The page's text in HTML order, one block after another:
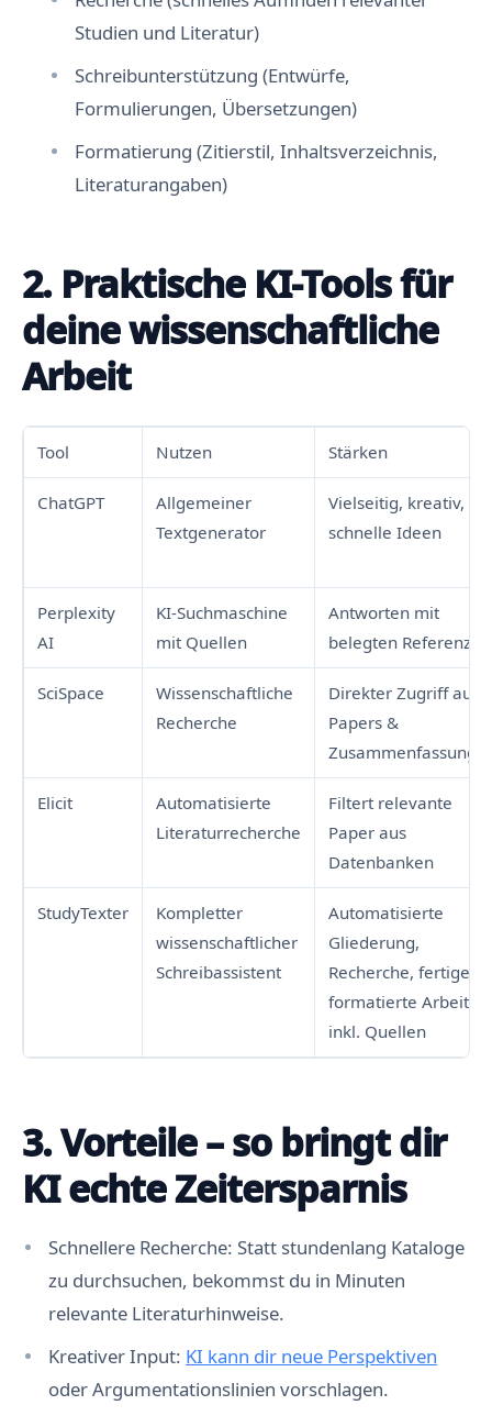
Studien und Literatur)
Schreibunterstützung (Entwürfe,
Formulierungen, Übersetzungen)
Formatierung (Zitierstil, Inhaltsverzeichnis,
Literaturangaben)
2. Praktische KI-Tools für
deine wissenschaftliche
Arbeit
Tool Nutzen Stärken
ChatGPT
Allgemeiner
Textgenerator
Vielseitig, kreativ,
schnelle Ideen
Perplexity
AI
KI-Suchmaschine
mit Quellen
Antworten mit
belegten Referenzen
SciSpace
Wissenschaftliche
Recherche
Direkter Zugriff auf
Papers &
Elicit
Automatisierte
Literaturrecherche
Filtert relevante
Paper aus
Datenbanken
StudyTexter
Kompletter
wissenschaftlicher
Schreibassistent
Automatisierte
Gliederung,
Recherche, fertige
formatierte Arbeiten
inkl. Quellen
3. Vorteile – so bringt dir
KI echte Zeitersparnis
Schnellere Recherche: Statt stundenlang Kataloge
zu durchsuchen, bekommst du in Minuten
relevante Literaturhinweise.
Kreativer Input: KI kann dir neue Perspektiven
oder Argumentationslinien vorschlagen.